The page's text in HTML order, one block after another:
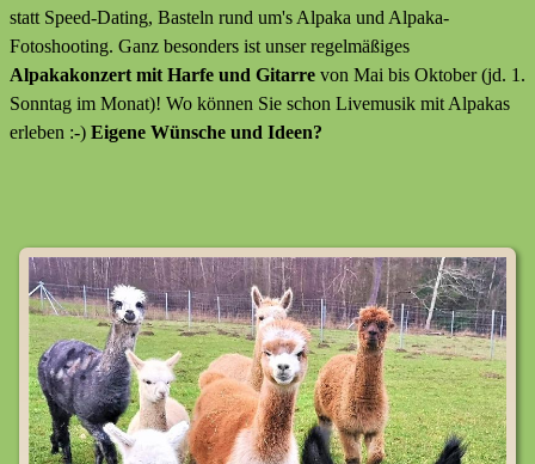
statt Speed-Dating, Basteln rund um's Alpaka und Alpaka-
Fotoshooting. Ganz besonders ist unser regelmäßiges
Alpakakonzert mit Harfe und Gitarre von Mai bis Oktober (jd. 1.
Sonntag im Monat)! Wo können Sie schon Livemusik mit Alpakas
erleben :-) Eigene Wünsche und Ideen?